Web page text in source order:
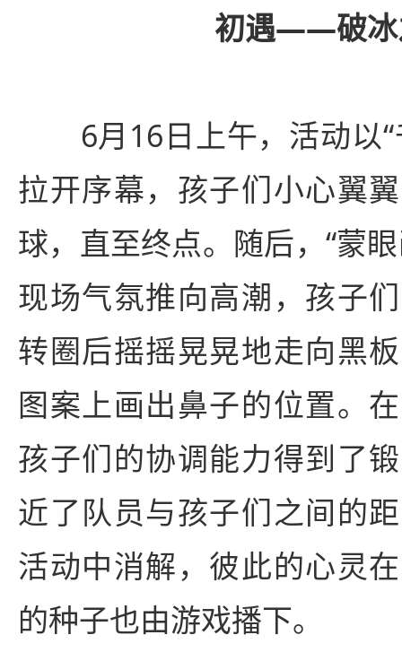
初遇——破
6月16日上午，活动以“
拉开序幕，孩子们小心翼
球，直至终点。随后，“蒙
现场气氛推向高潮，孩子
转圈后摇摇晃晃地走向黑
图案上画出鼻子的位置。
孩子们的协调能力得到了
近了队员与孩子们之间的
活动中消解，彼此的心灵
的种子也由游戏播下。